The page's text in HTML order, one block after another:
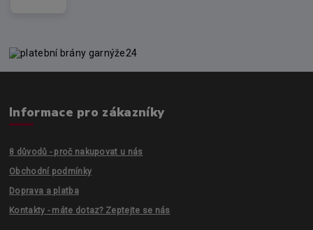
Informace pro zákazníky
8 důvodů - proč nakupovat u nás
Obchodní podmínky
Doprava a platba
Kontakty - máte dotaz? Zeptejte se nás